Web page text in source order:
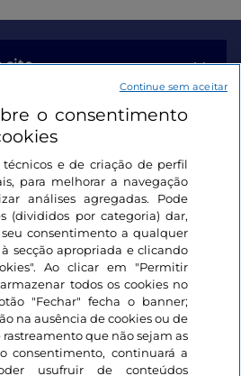
site
o consentimento
técnicos e de criação de perfil
para melhorar a navegação
análises agregadas. Pode
(divididos por categoria) dar,
consentimento a qualquer
secção apropriada e clicando
Ao clicar em "Permitir
todos os cookies no
"Fechar" fecha o banner;
na ausência de cookies ou de
que não sejam as
consentimento, continuará a
usufruir de conteúdos
Continue sem aceitar